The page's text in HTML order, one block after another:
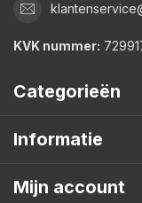
KVK nummer:
Categorieën
Informatie
Mijn account